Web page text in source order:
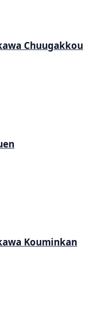
Chuugakkou
Kouminkan